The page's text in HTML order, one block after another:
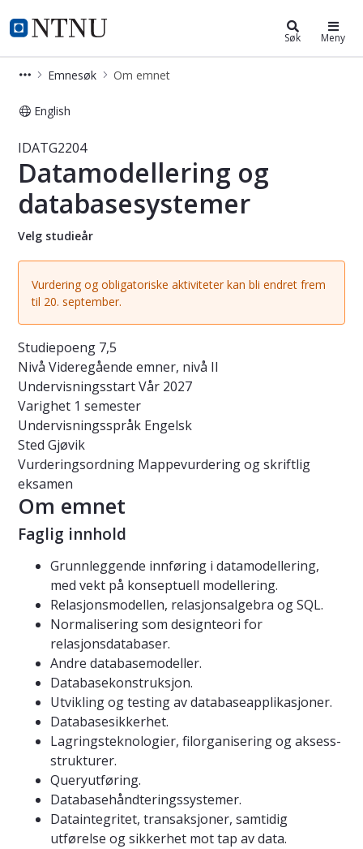
NTNU Hjemmeside
Studier Søk Meny
Emnesøk Om emnet
English
Emne - Datamodellering og
IDATG2204
Datamodellering og
databasesystemer
Velg studieår
Vurdering og obligatoriske aktiviteter kan bli endret frem
til 20. september.
Studiepoeng 7,5
Nivå Videregående emner, nivå II
UndervisningsstartVår 2027
Varighet 1 semester
Undervisningsspråk Engelsk
Sted Gjøvik
Vurderingsordning Mappevurdering og skriftlig
eksamen
Om emnet
Faglig innhold
Grunnleggende innføring i datamodellering,
med vekt på konseptuell modellering.
Relasjonsmodellen, relasjonsalgebra og SQL.
Normalisering som designteori for
relasjonsdatabaser.
Andre databasemodeller.
Databasekonstruksjon.
Utvikling og testing av databaseapplikasjoner.
Databasesikkerhet.
Lagringsteknologier, filorganisering og aksess-
strukturer.
Queryutføring.
Databasehåndteringssystemer.
Dataintegritet, transaksjoner, samtidig
utførelse og sikkerhet mot tap av data.